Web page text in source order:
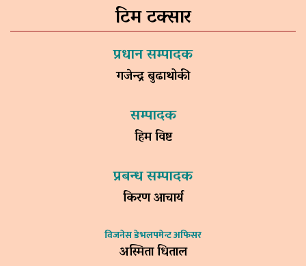
टिम टक्सार
प्रधान सम्पादक
गजेन्द्र बुढाथोकी
सम्पादक
हिम विष्ट
प्रबन्ध सम्पादक
किरण आचार्य
विजनेस डेभलपमेन्ट अफिसर
अस्मिता धिताल